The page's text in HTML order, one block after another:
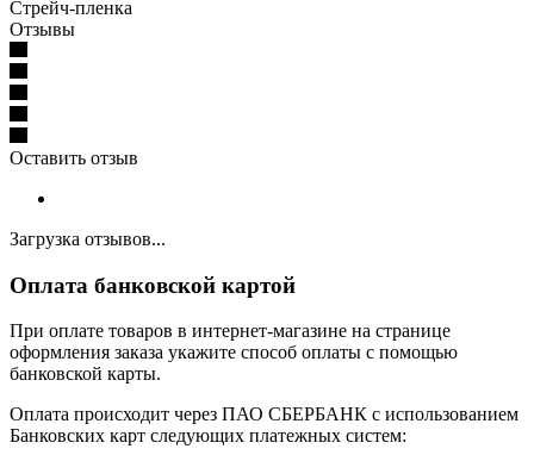
Стрейч-пленка
Отзывы
Оставить отзыв
Загрузка отзывов...
Оплата банковской картой
При оплате товаров в интернет-магазине на странице
оформления заказа укажите способ оплаты с помощью
банковской карты.
Оплата происходит через ПАО СБЕРБАНК с использованием
Банковских карт следующих платежных систем: